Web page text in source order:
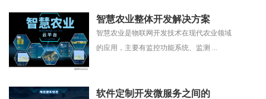
智慧农业整体开发解决方案
智慧农业是物联网开发技术在现代农业领域
的应用，主要有监控功能系统、监测 ...
软件定制开发微服务之间的